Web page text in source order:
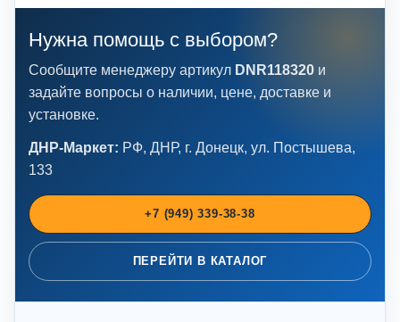
Нужна помощь с выбором?
Сообщите менеджеру артикул DNR118320 и
задайте вопросы о наличии, цене, доставке и
установке.
ДНР-Маркет: РФ, ДНР, г. Донецк, ул. Постышева,
133
+7 (949) 339-38-38
ПЕРЕЙТИ В КАТАЛОГ